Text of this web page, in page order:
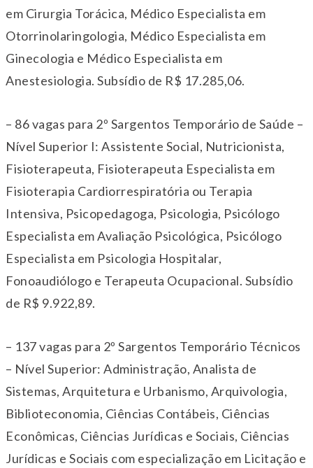
em Cirurgia Torácica, Médico Especialista em
Otorrinolaringologia, Médico Especialista em
Ginecologia e Médico Especialista em
Anestesiologia. Subsídio de R$ 17.285,06.
– 86 vagas para 2º Sargentos Temporário de Saúde –
Nível Superior I: Assistente Social, Nutricionista,
Fisioterapeuta, Fisioterapeuta Especialista em
Fisioterapia Cardiorrespiratória ou Terapia
Intensiva, Psicopedagoga, Psicologia, Psicólogo
Especialista em Avaliação Psicológica, Psicólogo
Especialista em Psicologia Hospitalar,
Fonoaudiólogo e Terapeuta Ocupacional. Subsídio
de R$ 9.922,89.
– 137 vagas para 2º Sargentos Temporário Técnicos
– Nível Superior: Administração, Analista de
Sistemas, Arquitetura e Urbanismo, Arquivologia,
Biblioteconomia, Ciências Contábeis, Ciências
Econômicas, Ciências Jurídicas e Sociais, Ciências
Jurídicas e Sociais com especialização em Licitação e